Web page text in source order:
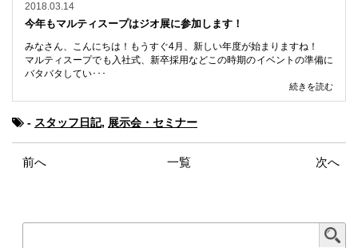
2018.03.14
今年もマルティスープはジオ展に参加します！
みなさん、こんにちは！もうすぐ4月、新しい年度が始まりますね！
マルティスープでも入社式、新卒採用などこの時期のイベントの準備に
バタバタしてい･･･
続きを読む
- スタッフ日記, 展示会・セミナー
前へ 一覧 次へ